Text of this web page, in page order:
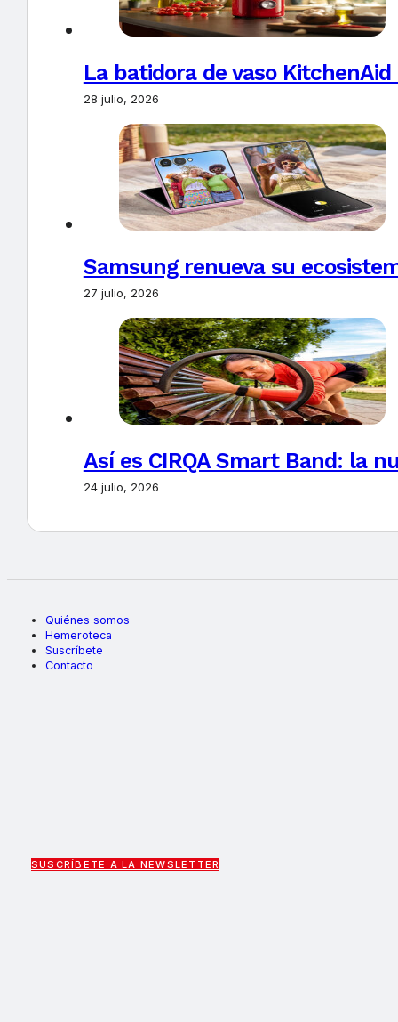
La batidora de vaso
28 julio, 2026
Samsung renueva su
27 julio, 2026
Así es CIRQA Smart Band: la
24 julio, 2026
Quiénes somos
Hemeroteca
Suscríbete
Contacto
SUSCRÍBETE A LA NEWSLETTER